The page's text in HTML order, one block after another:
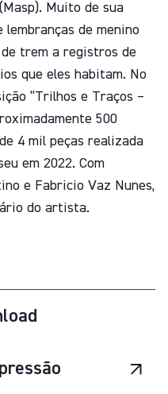
Muito de sua
lembranças de menino
trem a registros de
que eles habitam. No
“Trilhos e Traços –
500
4 mil peças realizada
em 2022. Com
e Fabricio Vaz Nunes,
do artista.